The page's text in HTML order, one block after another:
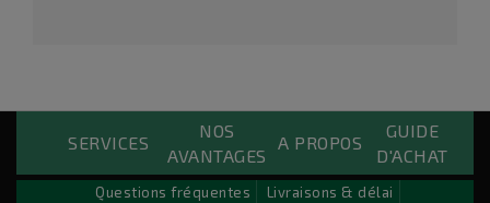
SERVICES
NOS
AVANTAGES
A PROPOS
GUIDE
D'ACHAT
Questions fréquentes
Livraisons & délai
Custom Payements Block
Lorem ipsum dolor sit amet conse ctetu